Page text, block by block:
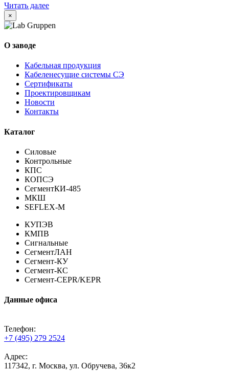
Читать далее
×
О заводе
Кабельная продукция
Кабеленесущие системы СЭ
Сертификаты
Проектировщикам
Новости
Контакты
Каталог
Силовые
Контрольные
КПС
КОПСЭ
СегментКИ-485
МКШ
SEFLEX-M
КУПЭВ
КМПВ
Сигнальные
СегментЛАН
Сегмент-КУ
Сегмент-КС
Сегмент-CEPR/KEPR
Данные офиса
Телефон:
+7 (495) 279 2524
Адрес:
117342, г. Москва, ул. Обручева, 36к2